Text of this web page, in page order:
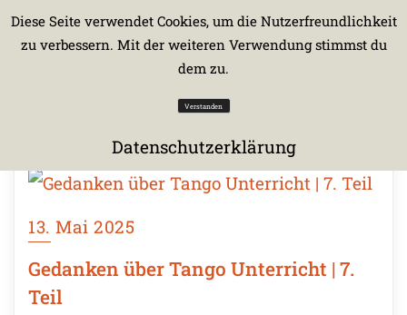
13. Mai 2025
Gedanken über Tango Unterricht | 7.
Teil
Diese Seite verwendet Cookies, um die Nutzerfreundlichkeit
zu verbessern. Mit der weiteren Verwendung stimmst du
dem zu.
Verstanden
Datenschutzerklärung